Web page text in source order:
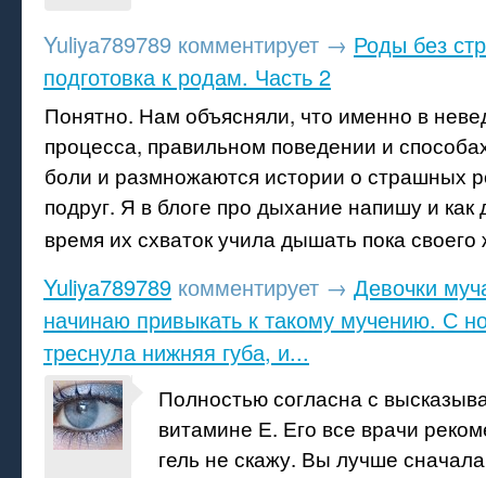
Yuliya789789 комментирует → Роды без
подготовка к родам. Часть 2
Понятно. Нам объясняли, что именно в
процесса, правильном поведении и
боли и размножаются истории о страшных
подруг. Я в блоге про дыхание напишу и как
время их схваток учила дышать пока
Yuliya789789 комментирует → Девочки
начинаю привыкать к такому мучению. С
треснула нижняя губа, и...
Полностью согласна с
витамине Е. Его все врачи
гель не скажу. Вы лучше